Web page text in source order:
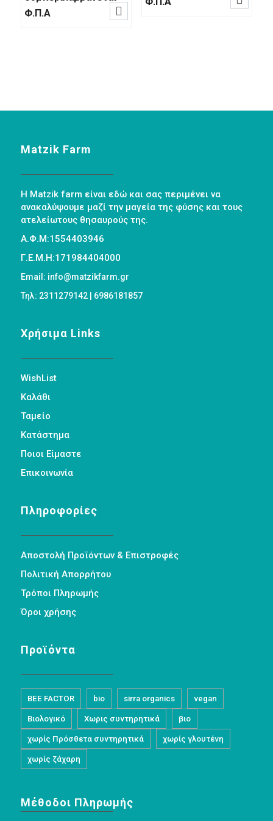
Φ.Π.Α

Matzik Farm
Η Matzik farm είναι εδώ και σας περιμένει να
ανακαλύψουμε μαζί την μαγεία της φύσης και τους
ατελείωτους θησαυρούς της.
Α.Φ.Μ:1554403946
Γ.Ε.Μ.Η:171984404000
Email: info@matzikfarm.gr
Τηλ: 2311279142 | 6986181857
Χρήσιμα Links
WishList
Καλάθι
Ταμείο
Κατάστημα
Ποιοι Είμαστε
Επικοινωνία
Πληροφορίες
Αποστολή Προϊόντων & Επιστροφές
Πολιτική Απορρήτου
Τρόποι Πληρωμής
Όροι χρήσης
Προϊόντα
BEE FACTOR bio sirra organics vegan
Βιολογικό Χωρις συντηρητικά βιο
χωρίς Πρόσθετα συντηρητικά χωρίς γλουτένη
χωρίς ζάχαρη
Μέθοδοι Πληρωμής